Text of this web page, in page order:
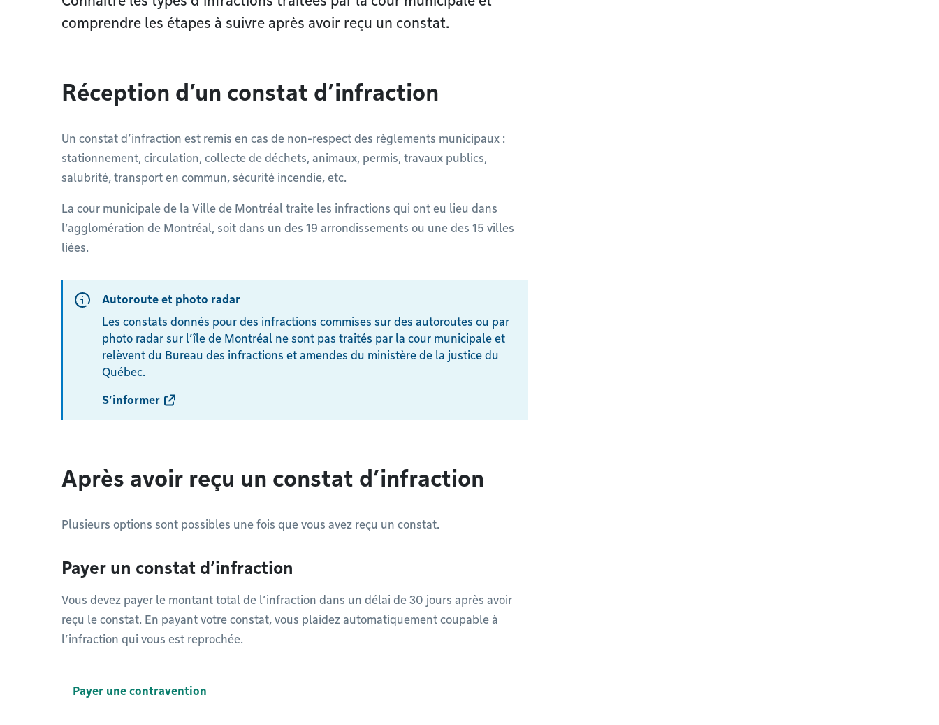
comprendre les étapes à suivre après avoir reçu un constat.
Réception d’un constat d’infraction
Un constat d’infraction est remis en cas de non-respect des règlements municipaux :
stationnement, circulation, collecte de déchets, animaux, permis, travaux publics,
salubrité, transport en commun, sécurité incendie, etc.
La cour municipale de la Ville de Montréal traite les infractions qui ont eu lieu dans
l’agglomération de Montréal, soit dans un des 19 arrondissements ou une des 15 villes
liées.
Autoroute et photo radar
Les constats donnés pour des infractions commises sur des autoroutes ou par
photo radar sur l’île de Montréal ne sont pas traités par la cour municipale et
relèvent du Bureau des infractions et amendes du ministère de la justice du
Québec.
S’informer
Après avoir reçu un constat d’infraction
Plusieurs options sont possibles une fois que vous avez reçu un constat.
Payer un constat d’infraction
Vous devez payer le montant total de l’infraction dans un délai de 30 jours après avoir
reçu le constat. En payant votre constat, vous plaidez automatiquement coupable à
l’infraction qui vous est reprochée.
Payer une contravention